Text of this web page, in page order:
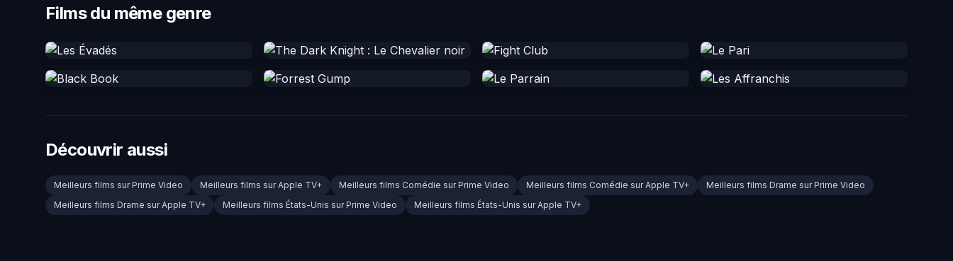
Films du même genre
Découvrir aussi
Meilleurs films sur Prime Video Meilleurs films sur Apple TV+ Meilleurs films Comédie sur Prime Video Meilleurs films Comédie sur Apple TV+
Meilleurs films Drame sur Prime Video
Meilleurs films Drame sur Apple TV+
Meilleurs films États-Unis sur Prime Video Meilleurs films États-Unis sur Apple TV+